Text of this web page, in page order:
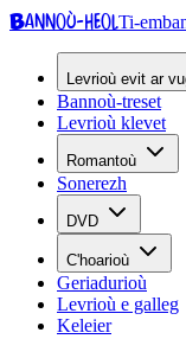
Bannoù-heolTi-
Levrioù evit ar
Bannoù-treset
Levrioù klevet
Romantoù
Sonerezh
DVD
C'hoarioù
Geriadurioù
Levrioù e galleg
Keleier